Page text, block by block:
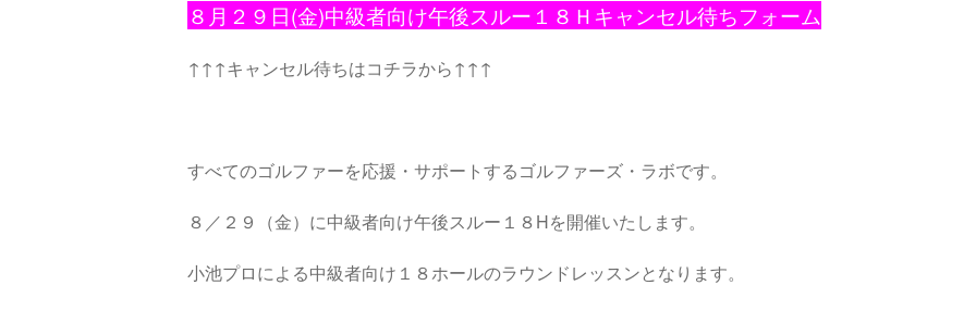
８月２９日(金)中級者向け午後スルー１８Ｈキャンセル待ちフォーム
↑↑↑キャンセル待ちはコチラから↑↑↑
すべてのゴルファーを応援・サポートするゴルファーズ・ラボです。
８／２９（金）に中級者向け午後スルー１８Hを開催いたします。
小池プロによる中級者向け１８ホールのラウンドレッスンとなります。